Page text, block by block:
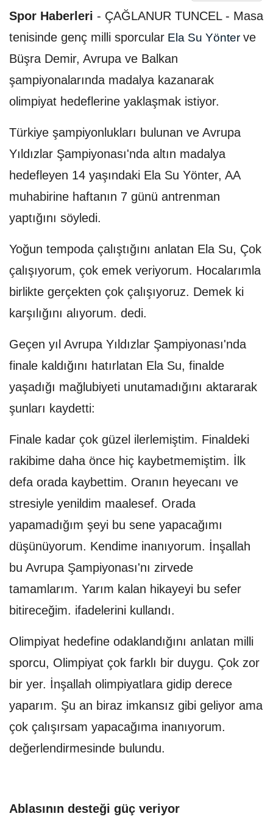
Spor Haberleri - ÇAĞLANUR TUNCEL - Masa
tenisinde genç milli sporcular Ela Su Yönter ve
Büşra Demir, Avrupa ve Balkan
şampiyonalarında madalya kazanarak
olimpiyat hedeflerine yaklaşmak istiyor.
Türkiye şampiyonlukları bulunan ve Avrupa
Yıldızlar Şampiyonası'nda altın madalya
hedefleyen 14 yaşındaki Ela Su Yönter, AA
muhabirine haftanın 7 günü antrenman
yaptığını söyledi.
Yoğun tempoda çalıştığını anlatan Ela Su, Çok
çalışıyorum, çok emek veriyorum. Hocalarımla
birlikte gerçekten çok çalışıyoruz. Demek ki
karşılığını alıyorum. dedi.
Geçen yıl Avrupa Yıldızlar Şampiyonası'nda
finale kaldığını hatırlatan Ela Su, finalde
yaşadığı mağlubiyeti unutamadığını aktararak
şunları kaydetti:
Finale kadar çok güzel ilerlemiştim. Finaldeki
rakibime daha önce hiç kaybetmemiştim. İlk
defa orada kaybettim. Oranın heyecanı ve
stresiyle yenildim maalesef. Orada
yapamadığım şeyi bu sene yapacağımı
düşünüyorum. Kendime inanıyorum. İnşallah
bu Avrupa Şampiyonası'nı zirvede
tamamlarım. Yarım kalan hikayeyi bu sefer
bitireceğim. ifadelerini kullandı.
Olimpiyat hedefine odaklandığını anlatan milli
sporcu, Olimpiyat çok farklı bir duygu. Çok zor
bir yer. İnşallah olimpiyatlara gidip derece
yaparım. Şu an biraz imkansız gibi geliyor ama
çok çalışırsam yapacağıma inanıyorum.
değerlendirmesinde bulundu.
Ablasının desteği güç veriyor